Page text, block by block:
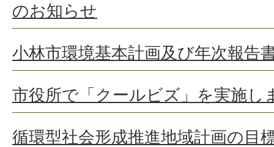
のお知らせ
小林市環境基本計画及び年次報告
市役所で「クールビズ」を実施し
循環型社会形成推進地域計画の目